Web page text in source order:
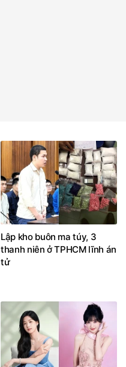
Lập kho buôn ma túy, 3
thanh niên ở TPHCM lĩnh án
tử